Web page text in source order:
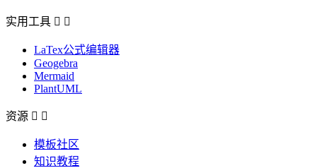
实用工具  
LaTex公式编辑器
Geogebra
Mermaid
PlantUML
资源  
模板社区
知识教程